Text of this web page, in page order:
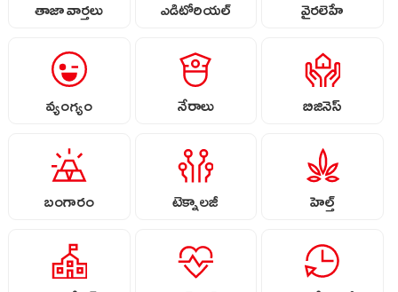
తాజా వార్తలు ఎడిటోరియల్ వైరలెహే
వ్యంగ్యం నేరాలు బిజినెస్
బంగారం టెక్నాలజీ హెల్త్